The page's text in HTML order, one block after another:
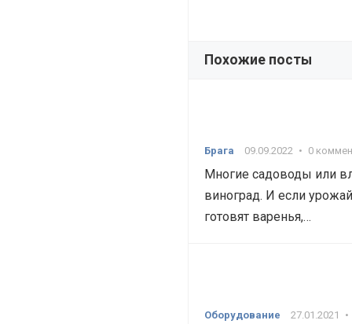
Похожие посты
Брага 09.09.2022 • 0
Многие садоводы или
виноград. И если
готовят варенья,…
Оборудование 27.01.2021 •